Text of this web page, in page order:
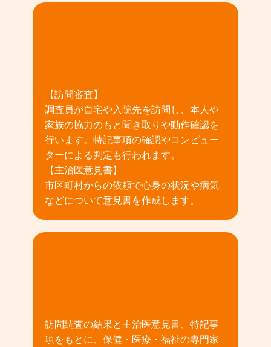
【訪問審査】
調査員が自宅や入院先を訪問し、本人や
家族の協力のもと聞き取りや動作確認を
行います。特記事項の確認やコンピュー
ターによる判定も行われます。
【主治医意見書】
市区町村からの依頼で心身の状況や病気
などについて意見書を作成します。
訪問調査の結果と主治医意見書、特記事
項をもとに、保健・医療・福祉の専門家